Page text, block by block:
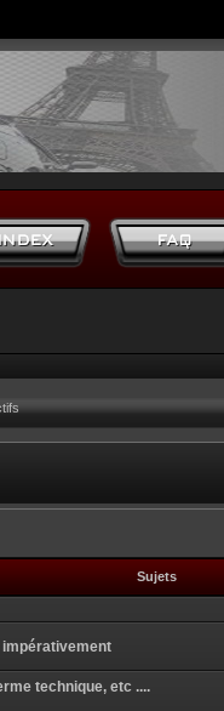
Sujets
impérativement
technique, etc ....